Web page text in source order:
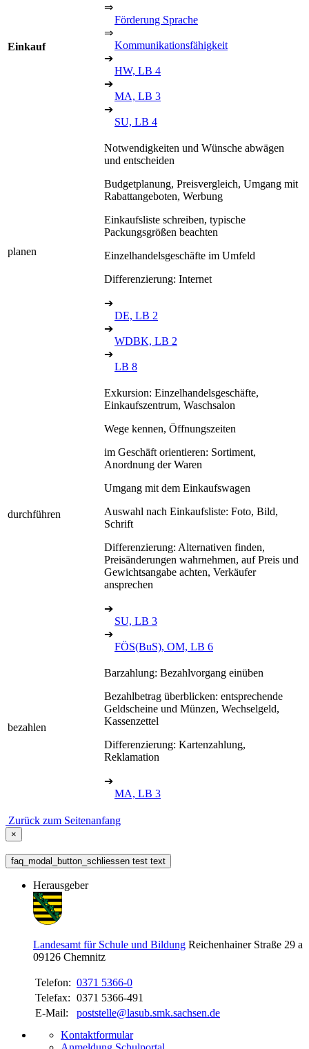
Einkauf
⇒
Förderung Sprache
⇒
Kommunikationsfähigkeit
➔
HW, LB 4
➔
MA, LB 3
➔
SU, LB 4
planen
Notwendigkeiten und Wünsche abwägen
und entscheiden
Budgetplanung, Preisvergleich, Umgang mit
Rabattangeboten, Werbung
Einkaufsliste schreiben, typische
Packungsgrößen beachten
Einzelhandelsgeschäfte im Umfeld
Differenzierung: Internet
➔
DE, LB 2
➔
WDBK, LB 2
➔
LB 8
durchführen
Exkursion: Einzelhandelsgeschäfte,
Einkaufszentrum, Waschsalon
Wege kennen, Öffnungszeiten
im Geschäft orientieren: Sortiment,
Anordnung der Waren
Umgang mit dem Einkaufswagen
Auswahl nach Einkaufsliste: Foto, Bild,
Schrift
Differenzierung: Alternativen finden,
Preisänderungen wahrnehmen, auf Preis und
Gewichtsangabe achten, Verkäufer
ansprechen
➔
SU, LB 3
➔
FÖS(BuS), OM, LB 6
bezahlen
Barzahlung: Bezahlvorgang einüben
Bezahlbetrag überblicken: entsprechende
Geldscheine und Münzen, Wechselgeld,
Kassenzettel
Differenzierung: Kartenzahlung,
Reklamation
➔
MA, LB 3
Zurück zum Seitenanfang
×
faq_modal_button_schliessen test text
Herausgeber
Landesamt für Schule und Bildung Reichenhainer Straße 29 a
09126 Chemnitz
Telefon: 0371 5366-0
Telefax: 0371 5366-491
E-Mail:
poststelle@lasub.smk.sachsen.de
Kontaktformular